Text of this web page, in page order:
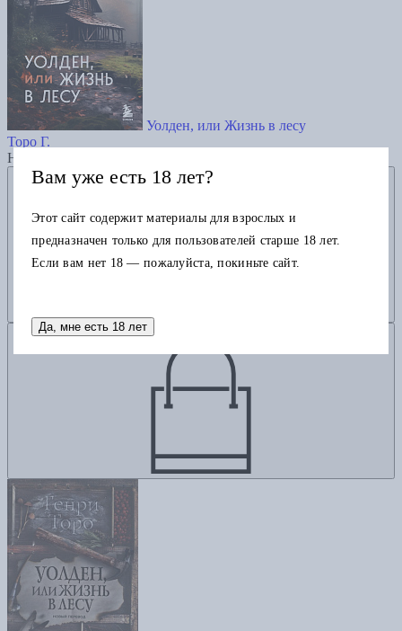
Уолден, или Жизнь в лесу
Торо Г.
Нет в наличии
Добавить в избранное
Добавить в корзину
Вам уже есть 18 лет?
Этот сайт содержит материалы для взрослых и
предназначен только для пользователей старше 18 лет.
Если вам нет 18 — пожалуйста, покиньте сайт.
Да, мне есть 18 лет